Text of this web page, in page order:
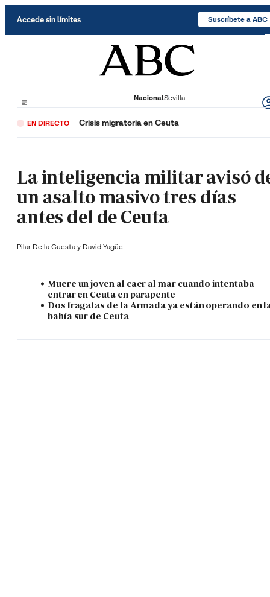
Accede sin límites Suscríbete a ABC
NacionalSevilla
EN DIRECTO Crisis migratoria en Ceuta
La inteligencia militar avisó
un asalto masivo tres días
antes del de Ceuta
Pilar De la Cuesta y David Yagüe
Muere un joven al caer al mar cuando intentaba
entrar en Ceuta en parapente
Dos fragatas de la Armada ya están operando en
bahía sur de Ceuta